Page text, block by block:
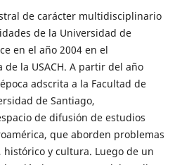
de carácter multidisciplinario
de la Universidad de
en el año 2004 en el
la USACH. A partir del año
adscrita a la Facultad de
de Santiago,
de difusión de estudios
que aborden problemas
y cultura. Luego de un